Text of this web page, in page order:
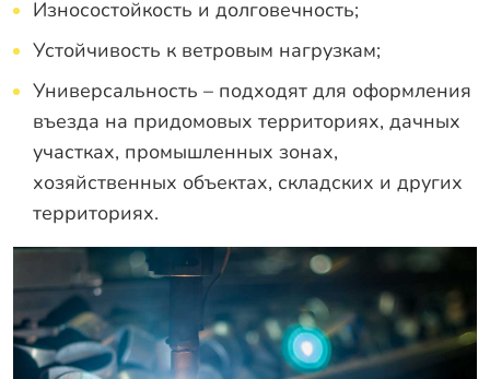
Износостойкость и долговечность;
Устойчивость к ветровым нагрузкам;
Универсальность – подходят для оформления
въезда на придомовых территориях, дачных
участках, промышленных зонах,
хозяйственных объектах, складских и других
территориях.